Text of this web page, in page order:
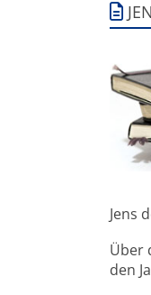
Jens
Über
den